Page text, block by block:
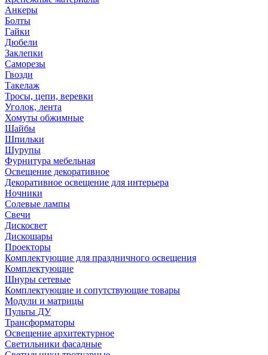
Анкеры
Болты
Гайки
Дюбели
Заклепки
Саморезы
Гвозди
Такелаж
Тросы, цепи, веревки
Уголок, лента
Хомуты обжимные
Шайбы
Шпильки
Шурупы
Фурнитура мебельная
Освещение декоративное
Декоративное освещение для интерьера
Ночники
Солевые лампы
Свечи
Дискосвет
Дискошары
Проекторы
Комплектующие для праздничного освещения
Комплектующие
Шнуры сетевые
Комплектующие и сопутствующие товары
Модули и матрицы
Пульты ДУ
Трансформаторы
Освещение архитектурное
Светильники фасадные